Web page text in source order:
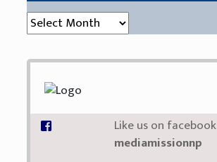
संग्रह (Archive)
Like us on facebook
mediamissionnp